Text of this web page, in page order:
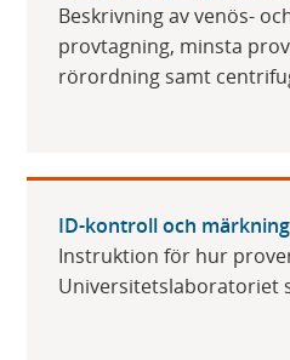
Beskrivning av venös-
provtagning, minsta
rörordning samt
ID-kontroll och märkning
Instruktion för hur
Universitetslaboratoriet